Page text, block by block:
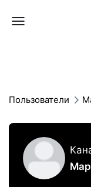
Navigation
Пользователи